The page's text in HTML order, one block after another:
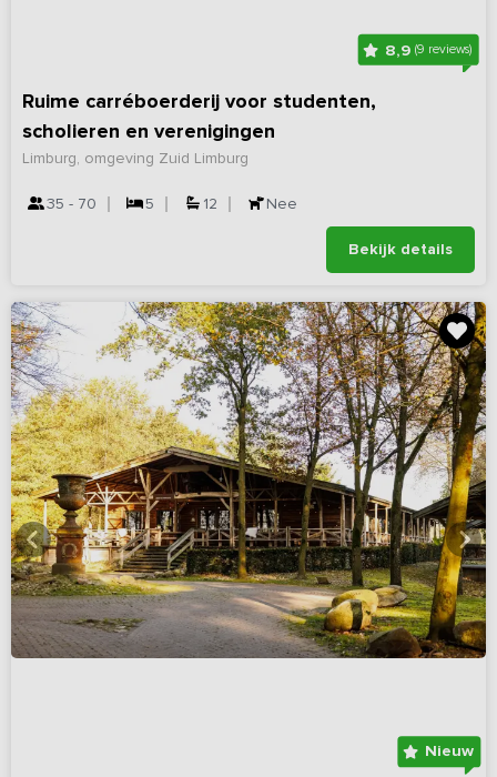
8,9(9 reviews)
Ruime carréboerderij voor studenten,
scholieren en verenigingen
Limburg, omgeving Zuid Limburg
35 - 70 5 12 Nee
Bekijk details
Nieuw